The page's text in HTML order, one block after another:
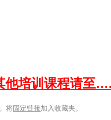
他培训课程请至
将固定链接加入收藏夹。